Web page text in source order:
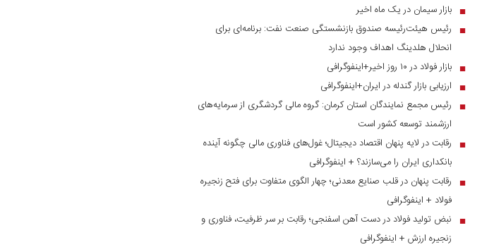
■ بازار سیمان در یک ماه اخیر
■
رئیس هیئت‌رئیسه صندوق بازنشستگی صنعت نفت: برنامه‌ای برای
انحلال هلدینگ اهداف وجود ندارد
■ بازار فولاد در ۱۰ روز اخیر+اینفوگرافی
■ ارزیابی بازار گندله در ایران+اینفوگرافی
■
رئیس مجمع نمایندگان استان کرمان: گروه مالی گردشگری از سرمایه‌های
ارزشمند توسعه کشور است
■
رقابت در لایه پنهان اقتصاد دیجیتال؛ غول‌های فناوری مالی چگونه آینده
بانکداری ایران را می‌سازند؟ + اینفوگرافی
■
رقابت پنهان در قلب صنایع معدنی؛ چهار الگوی متفاوت برای فتح زنجیره
فولاد + اینفوگرافی
■
نبض تولید فولاد در دست آهن اسفنجی؛ رقابت بر سر ظرفیت، فناوری و
زنجیره ارزش + اینفوگرافی